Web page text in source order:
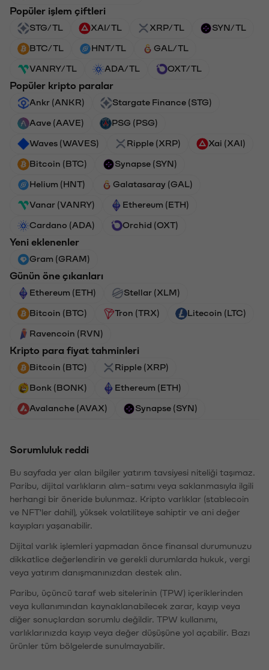
Popüler işlem çiftleri
STG/TL XAI/TL XRP/TL SYN/TL
BTC/TL HNT/TL GAL/TL
VANRY/TL ADA/TL OXT/TL
Popüler kripto paralar
Ankr (ANKR) Stargate Finance (STG)
Aave (AAVE) PSG (PSG)
Waves (WAVES) Ripple (XRP) Xai (XAI)
Bitcoin (BTC) Synapse (SYN)
Helium (HNT) Galatasaray (GAL)
Vanar (VANRY) Ethereum (ETH)
Cardano (ADA) Orchid (OXT)
Yeni eklenenler
Gram (GRAM)
Günün öne çıkanları
Ethereum (ETH) Stellar (XLM)
Bitcoin (BTC) Tron (TRX) Litecoin (LTC)
Ravencoin (RVN)
Kripto para fiyat tahminleri
Bitcoin (BTC) Ripple (XRP)
Bonk (BONK) Ethereum (ETH)
Avalanche (AVAX) Synapse (SYN)
Sorumluluk reddi
Bu sayfada yer alan bilgiler yatırım tavsiyesi niteliği taşımaz.
Paribu, dijital varlıkların alım-satımı veya saklanmasıyla ilgili
herhangi bir öneride bulunmaz. Kripto varlıklar (stablecoin
ve NFT'ler dahil), yüksek volatiliteye sahiptir ve ani değer
kayıpları yaşanabilir.
Dijital varlık işlemleri yapmadan önce finansal durumunuzu
dikkatlice değerlendirin ve gerekli durumlarda hukuk, vergi
veya yatırım danışmanınızdan destek alın.
Paribu, üçüncü taraf web sitelerinin (TPW) içeriklerinden
veya kullanımından kaynaklanabilecek zarar, kayıp veya
diğer sonuçlardan sorumlu değildir. TPW kullanımı,
varlıklarınızda kayıp veya değer düşüşüne yol açabilir. Bazı
ürünler tüm bölgelerde sunulmayabilir.